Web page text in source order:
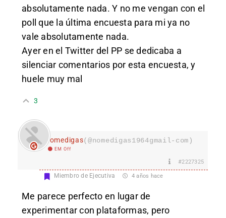
absolutamente nada. Y no me vengan con el
poll que la última encuesta para mi ya no
vale absolutamente nada.
Ayer en el Twitter del PP se dedicaba a
silenciar comentarios por esta encuesta, y
huele muy mal
3
nomedigas(@nomedigas1964gmail-com)
EM Off
#2227325
Miembro de Ejecutiva 4 años hace
Me parece perfecto en lugar de
experimentar con plataformas, pero